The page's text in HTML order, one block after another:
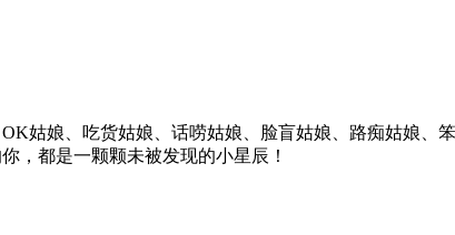
姑娘、吃货姑娘、话唠姑娘、脸盲姑娘、路痴姑娘
，都是一颗颗未被发现的小星辰！